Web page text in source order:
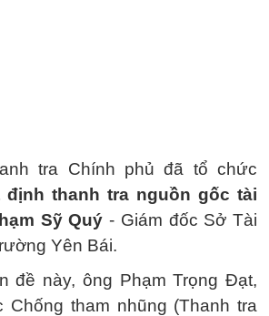
tra Chính phủ đã tổ chức
thanh tra nguồn gốc tài
Sỹ Quý - Giám đốc Sở Tài
Yên Bái.
đề này, ông Phạm Trọng Đạt,
Chống tham nhũng (Thanh tra